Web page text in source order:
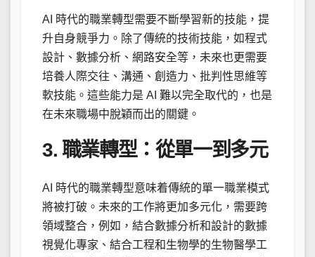
AI 時代的職業轉型需要不斷學習新的技能，提
升自身競爭力。除了傳統的技術技能，如程式
設計、數據分析、網路安全等，未來也更需要
培養人際交往、溝通、創造力、批判性思維等
軟技能。這些能力是 AI 難以完全取代的，也是
在未來職場中脫穎而出的關鍵。
3. 職業轉型：從單一到多元
AI 時代的職業轉型意味着傳統的單一職業模式
將被打破。未來的工作將更加多元化，需要跨
領域整合，例如，結合數據分析和設計的數據
視覺化專家、結合工程和生物學的生物醫學工